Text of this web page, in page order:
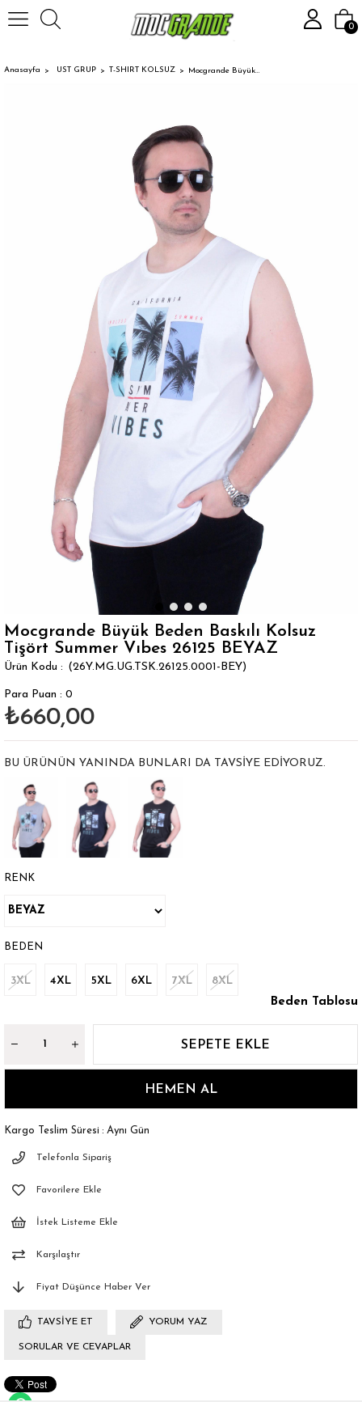
0
Anasayfa UST GRUP T-SHIRT KOLSUZ Mocgrande Büyük Beden Baskılı Kolsuz Tişört Summer Vıbes 26125 BEYAZ
Mocgrande Büyük Beden Baskılı Kolsuz
Tişört Summer Vıbes 26125 BEYAZ
(26Y.MG.UG.TSK.26125.0001-BEY)
Para Puan : 0
₺660,00
BU ÜRÜNÜN YANINDA BUNLARI DA TAVSIYE EDIYORUZ.
RENK
BEDEN
3XL 4XL 5XL 6XL 7XL
8XL
Beden Tablosu
Kargo Teslim Süresi : Aynı Gün
Telefonla Sipariş
Favorilere Ekle
İstek Listeme Ekle
Karşılaştır
Fiyat Düşünce Haber Ver
TAVSIYE ET YORUM YAZ
SORULAR VE CEVAPLAR